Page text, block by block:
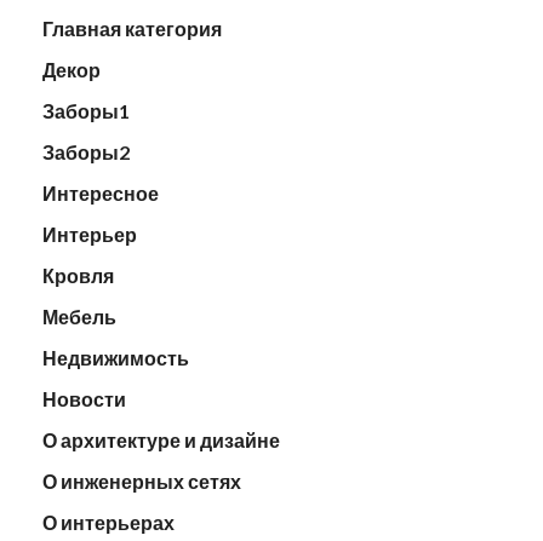
Главная категория
Декор
Заборы1
Заборы2
Интересное
Интерьер
Кровля
Мебель
Недвижимость
Новости
О архитектуре и дизайне
О инженерных сетях
О интерьерах